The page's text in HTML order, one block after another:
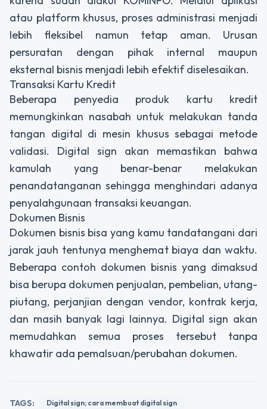
atau platform khusus, proses administrasi menjadi
lebih fleksibel namun tetap aman. Urusan
persuratan dengan pihak internal maupun
eksternal bisnis menjadi lebih efektif diselesaikan.
Transaksi Kartu Kredit
Beberapa penyedia produk kartu kredit
memungkinkan nasabah untuk melakukan tanda
tangan digital di mesin khusus sebagai metode
validasi. Digital sign akan memastikan bahwa
kamulah yang benar-benar melakukan
penandatanganan sehingga menghindari adanya
penyalahgunaan transaksi keuangan.
Dokumen Bisnis
Dokumen bisnis bisa yang kamu tandatangani dari
jarak jauh tentunya menghemat biaya dan waktu.
Beberapa contoh dokumen bisnis yang dimaksud
bisa berupa dokumen penjualan, pembelian, utang-
piutang, perjanjian dengan vendor, kontrak kerja,
dan masih banyak lagi lainnya. Digital sign akan
memudahkan semua proses tersebut tanpa
khawatir ada pemalsuan/perubahan dokumen.
TAGS: Digital sign; cara membuat digital sign